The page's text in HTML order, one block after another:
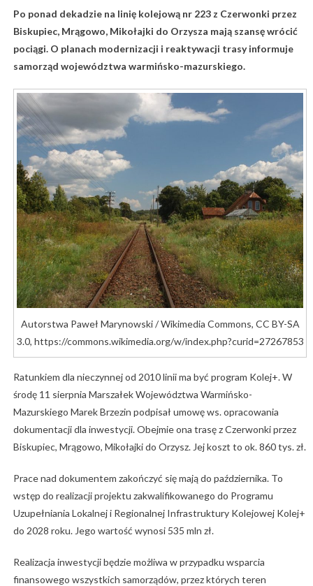
Po ponad dekadzie na linię kolejową nr 223 z Czerwonki przez
Biskupiec, Mrągowo, Mikołajki do Orzysza mają szansę wrócić
pociągi. O planach modernizacji i reaktywacji trasy informuje
samorząd województwa warmińsko-mazurskiego.
Autorstwa Paweł Marynowski / Wikimedia Commons, CC BY-SA
3.0, https://commons.wikimedia.org/w/index.php?curid=27267853
Ratunkiem dla nieczynnej od 2010 linii ma być program Kolej+. W
środę 11 sierpnia Marszałek Województwa Warmińsko-
Mazurskiego Marek Brzezin podpisał umowę ws. opracowania
dokumentacji dla inwestycji. Obejmie ona trasę z Czerwonki przez
Biskupiec, Mrągowo, Mikołajki do Orzysz. Jej koszt to ok. 860 tys. zł.
Prace nad dokumentem zakończyć się mają do października. To
wstęp do realizacji projektu zakwalifikowanego do Programu
Uzupełniania Lokalnej i Regionalnej Infrastruktury Kolejowej Kolej+
do 2028 roku. Jego wartość wynosi 535 mln zł.
Realizacja inwestycji będzie możliwa w przypadku wsparcia
finansowego wszystkich samorządów, przez których teren